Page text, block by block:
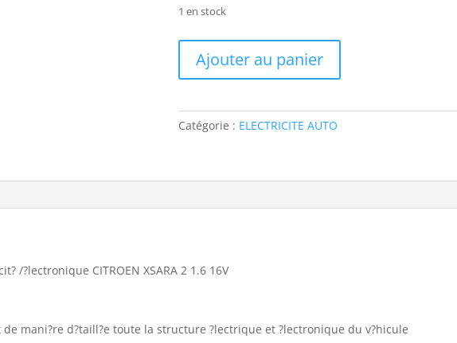
1 en stock
ETAV784
technique
CITROEN
1.6
Ajouter au panier
Catégorie : ELECTRICITE AUTO
/?lectronique CITROEN XSARA 2 1.6 16V
de mani?re d?taill?e toute la structure ?lectrique et ?lectronique du v?hicule